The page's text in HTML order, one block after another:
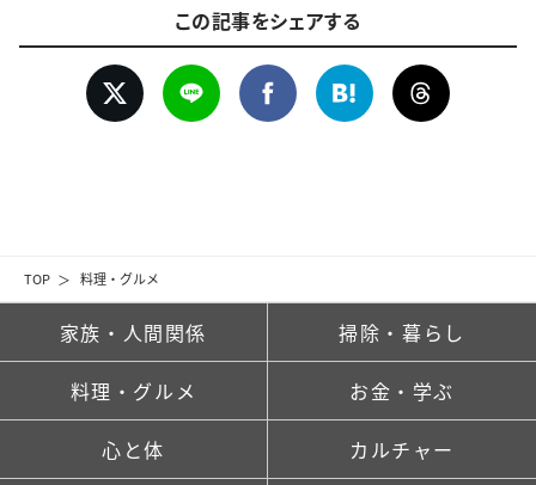
TOP 料理・グルメ
この記事をシェアする
家族・人間関係 掃除・暮らし
料理・グルメ お金・学ぶ
心と体 カルチャー